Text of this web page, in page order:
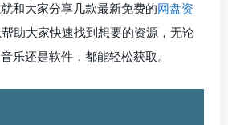
和大家分享几款最新免费的网盘资
帮助大家快速找到想要的资源，无论
乐还是软件，都能轻松获取。